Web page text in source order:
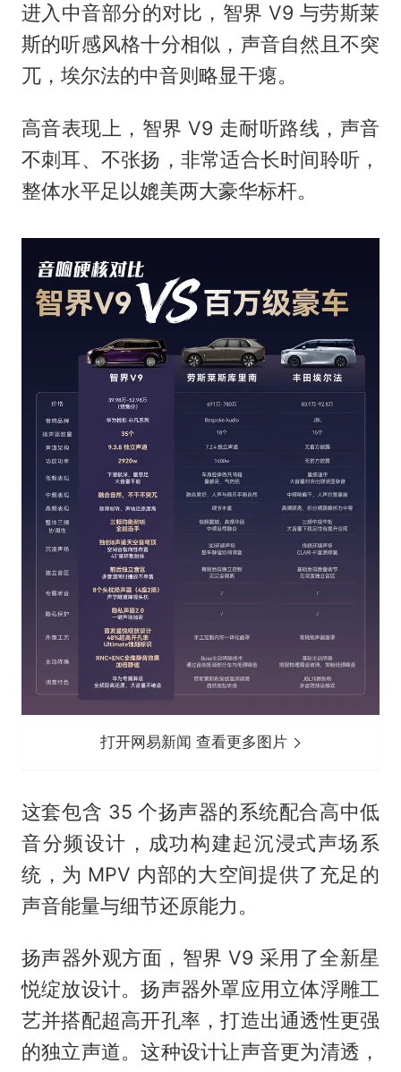
进入中音部分的对比，智界 V9 与劳斯莱
斯的听感风格十分相似，声音自然且不突
兀，埃尔法的中音则略显干瘪。
高音表现上，智界 V9 走耐听路线，声音
不刺耳、不张扬，非常适合长时间聆听，
整体水平足以媲美两大豪华标杆。
打开网易新闻 查看更多图片
这套包含 35 个扬声器的系统配合高中低
音分频设计，成功构建起沉浸式声场系
统，为 MPV 内部的大空间提供了充足的
声音能量与细节还原能力。
扬声器外观方面，智界 V9 采用了全新星
悦绽放设计。扬声器外罩应用立体浮雕工
艺并搭配超高开孔率，打造出通透性更强
的独立声道。这种设计让声音更为清透，